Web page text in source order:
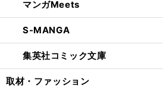
マンガMeets
S-MANGA
集英社コミック文庫
取材・ファッション